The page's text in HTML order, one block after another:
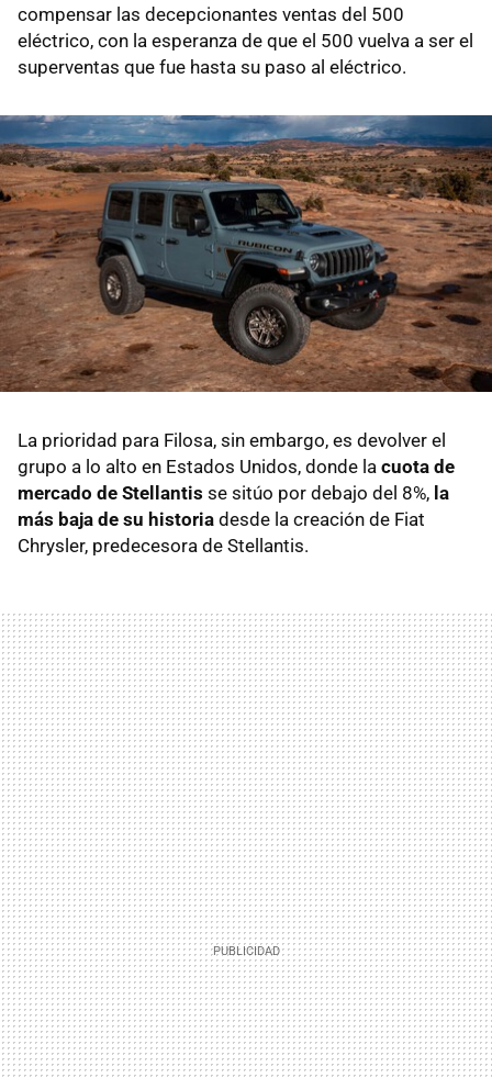
compensar las decepcionantes ventas del 500
eléctrico, con la esperanza de que el 500 vuelva a ser el
superventas que fue hasta su paso al eléctrico.
La prioridad para Filosa, sin embargo, es devolver el
grupo a lo alto en Estados Unidos, donde la cuota de
mercado de Stellantis se sitúo por debajo del 8%, la
más baja de su historia desde la creación de Fiat
Chrysler, predecesora de Stellantis.